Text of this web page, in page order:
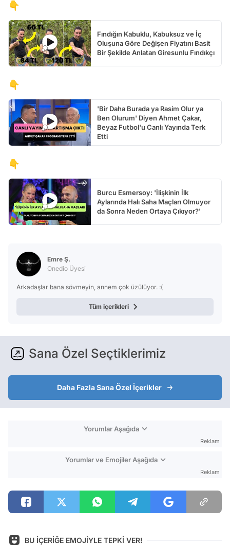
👇
Fındığın Kabuklu, Kabuksuz ve İç
Oluşuna Göre Değişen Fiyatını Basit
Bir Şekilde Anlatan Giresunlu Fındıkçı
👇
'Bir Daha Burada ya Rasim Olur ya
Ben Olurum' Diyen Ahmet Çakar,
Beyaz Futbol'u Canlı Yayında Terk
Etti
👇
Burcu Esmersoy: 'İlişkinin İlk
Aylarında Halı Saha Maçları Olmuyor
da Sonra Neden Ortaya Çıkıyor?'
Emre Ş.
Onedio Üyesi
Arkadaşlar bana sövmeyin, annem çok üzülüyor. :(
Tüm içerikleri
Sana Özel Seçtiklerimiz
Daha Fazla Sana Özel İçerikler
Yorumlar Aşağıda
Reklam
Yorumlar ve Emojiler Aşağıda
Reklam
BU İÇERİĞE EMOJİYLE TEPKİ VER!